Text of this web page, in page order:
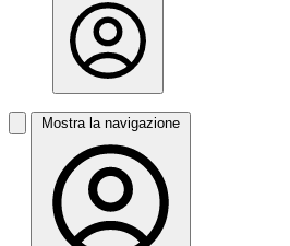
Mostra la navigazione